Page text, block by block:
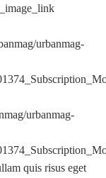
urbanmag-
urbanmag-
quis risus eget